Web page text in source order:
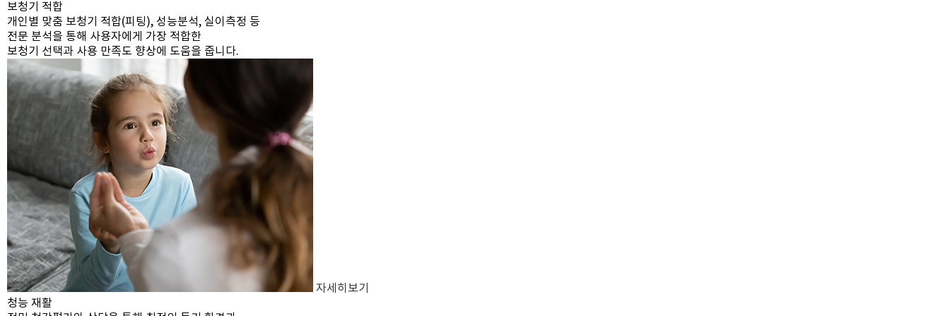
보청기 적합
개인별 맞춤 보청기 적합(피팅), 성능분석, 실이측정 등
전문 분석을 통해 사용자에게 가장 적합한
보청기 선택과 사용 만족도 향상에 도움을 줍니다.
자세히보기
청능 재활